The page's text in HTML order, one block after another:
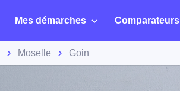
Mes démarches Comparateurs
Moselle Goin